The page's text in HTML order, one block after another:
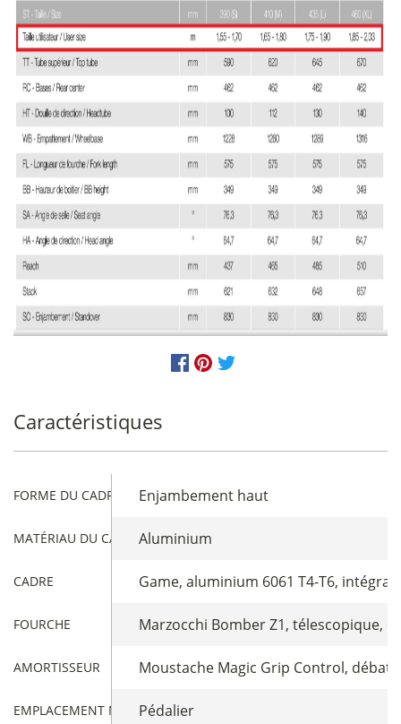
Caractéristiques
FORME DU CADRE Enjambement haut
MATÉRIAU DU CADREAluminium
CADRE Game, aluminium 6061 T4-T6,
FOURCHE Marzocchi Bomber Z1, télescopique,
AMORTISSEUR Moustache Magic Grip Control,
EMPLACEMENT MOTEURPédalier